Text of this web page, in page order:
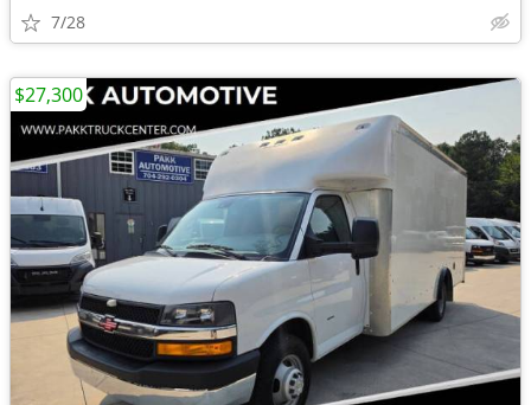
7/28
$27,300